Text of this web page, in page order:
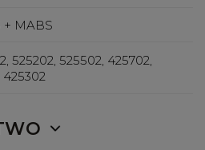
MABS
525202, 525502, 425702,
425302